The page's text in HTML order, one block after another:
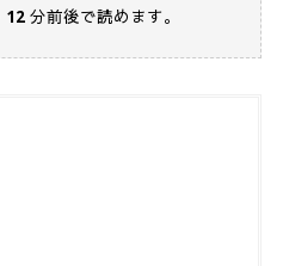
12 分前後で読めます。